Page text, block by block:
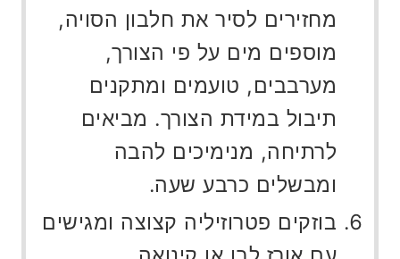
מחזירים לסיר את חלבון הסויה,
מוספים מים על פי הצורך,
מערבבים, טועמים ומתקנים
תיבול במידת הצורך. מביאים
לרתיחה, מנימיכים להבה
ומבשלים כרבע שעה.
בוזקים פטרוזיליה קצוצה ומגישים